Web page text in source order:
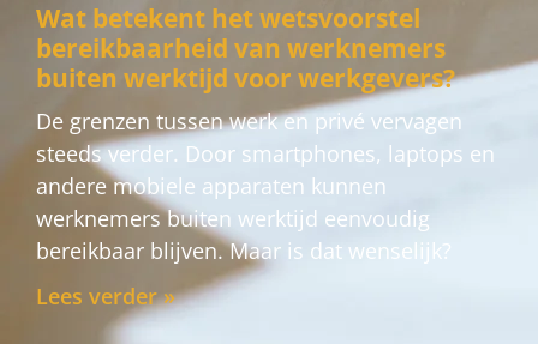
Wat betekent het wetsvoorstel
bereikbaarheid van werknemers
buiten werktijd voor werkgevers?
De grenzen tussen werk en privé vervagen
steeds verder. Door smartphones, laptops en
andere mobiele apparaten kunnen
werknemers buiten werktijd eenvoudig
bereikbaar blijven. Maar is dat wenselijk?
Lees verder »